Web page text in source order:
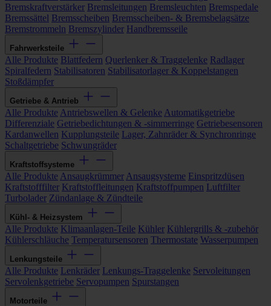
Bremskraftverstärker Bremsleitungen Bremsleuchten Bremspedale
Bremssättel Bremsscheiben Bremsscheiben- & Bremsbelagsätze
Bremstrommeln Bremszylinder Handbremsseile
Fahrwerksteile
Alle Produkte Blattfedern Querlenker & Traggelenke Radlager
Spiralfedern Stabilisatoren Stabilisatorlager & Koppelstangen
Stoßdämpfer
Getriebe & Antrieb
Alle Produkte Antriebswellen & Gelenke Automatikgetriebe
Differenziale Getriebedichtungen & -simmerringe Getriebesensoren
Kardanwellen Kupplungsteile Lager, Zahnräder & Synchronringe
Schaltgetriebe Schwungräder
Kraftstoffsysteme
Alle Produkte Ansaugkrümmer Ansaugsysteme Einspritzdüsen
Kraftstofffilter Kraftstoffleitungen Kraftstoffpumpen Luftfilter
Turbolader Zündanlage & Zündteile
Kühl- & Heizsystem
Alle Produkte Klimaanlagen-Teile Kühler Kühlergrills & -zubehör
Kühlerschläuche Temperatursensoren Thermostate Wasserpumpen
Lenkungsteile
Alle Produkte Lenkräder Lenkungs-Traggelenke Servoleitungen
Servolenkgetriebe Servopumpen Spurstangen
Motorteile